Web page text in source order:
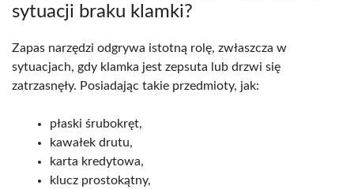
sytuacji braku klamki?
Zapas narzędzi odgrywa istotną rolę, zwłaszcza w
sytuacjach, gdy klamka jest zepsuta lub drzwi się
zatrzasnęły. Posiadając takie przedmioty, jak:
płaski śrubokręt,
kawałek drutu,
karta kredytowa,
klucz prostokątny,